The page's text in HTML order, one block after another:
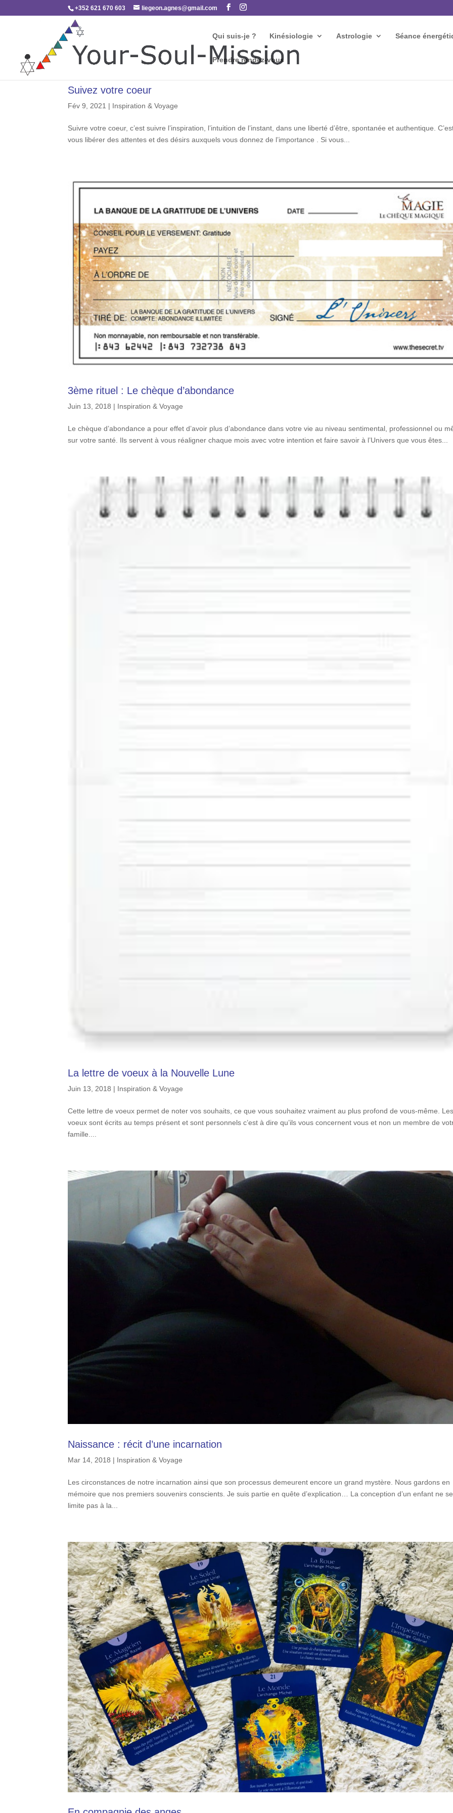
+352 621 670 603 liegeon.agnes@gmail.com
Qui suis-je ? Kinésiologie Astrologie Séance
Prendre rendez-vous
Suivez votre coeur
Fév 9, 2021 | Inspiration & Voyage
Suivre votre coeur, c’est suivre l’inspiration, l’intuition de l’instant, dans une liberté d’être, spontanée et authentique.
vous libérer des attentes et des désirs auxquels vous donnez de l’importance . Si vous...
3ème rituel : Le chèque d’abondance
Juin 13, 2018 | Inspiration & Voyage
Le chèque d’abondance a pour effet d’avoir plus d’abondance dans votre vie au niveau sentimental, professionnel ou
sur votre santé. Ils servent à vous réaligner chaque mois avec votre intention et faire savoir à l’Univers que vous êtes...
La lettre de voeux à la Nouvelle Lune
Juin 13, 2018 | Inspiration & Voyage
Cette lettre de voeux permet de noter vos souhaits, ce que vous souhaitez vraiment au plus profond de vous-même.
voeux sont écrits au temps présent et sont personnels c’est à dire qu’ils vous concernent vous et non un membre de
famille....
Naissance : récit d’une incarnation
Mar 14, 2018 | Inspiration & Voyage
Les circonstances de notre incarnation ainsi que son processus demeurent encore un grand mystère. Nous gardons en
mémoire que nos premiers souvenirs conscients. Je suis partie en quête d’explication… La conception d’un enfant ne se
limite pas à la...